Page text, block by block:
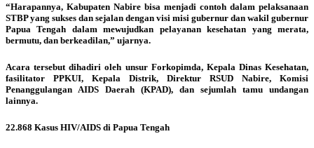
“Harapannya, Kabupaten Nabire bisa menjadi contoh dalam pelaksanaan
STBP yang sukses dan sejalan dengan visi misi gubernur dan wakil gubernur
Papua Tengah dalam mewujudkan pelayanan kesehatan yang merata,
bermutu, dan berkeadilan,” ujarnya.
Acara tersebut dihadiri oleh unsur Forkopimda, Kepala Dinas Kesehatan,
fasilitator PPKUI, Kepala Distrik, Direktur RSUD Nabire, Komisi
Penanggulangan AIDS Daerah (KPAD), dan sejumlah tamu undangan
lainnya.
22.868 Kasus HIV/AIDS di Papua Tengah